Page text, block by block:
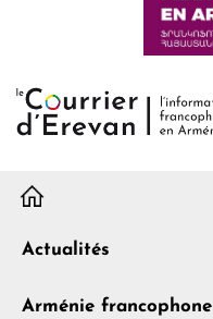
H
Actualités
Arménie francophone